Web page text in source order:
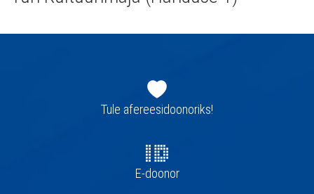
navigatsioonTule afereesidoonoriks!
E-doonor